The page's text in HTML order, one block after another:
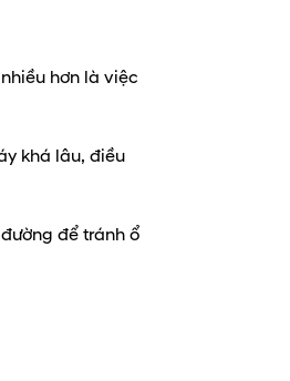
hơn là việc
khá lâu, điều
để tránh ổ